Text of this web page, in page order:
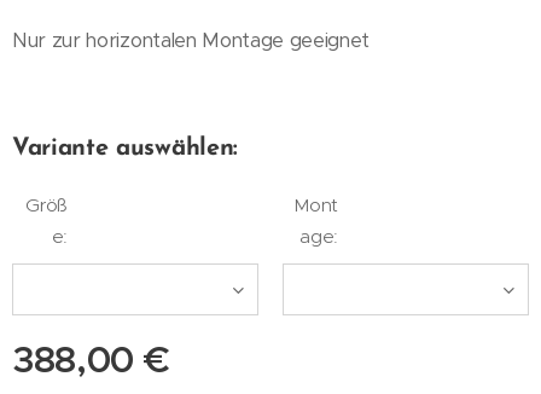
Nur zur horizontalen Montage geeignet
Variante auswählen:
Größ
e:
Mont
age:
388,00 €